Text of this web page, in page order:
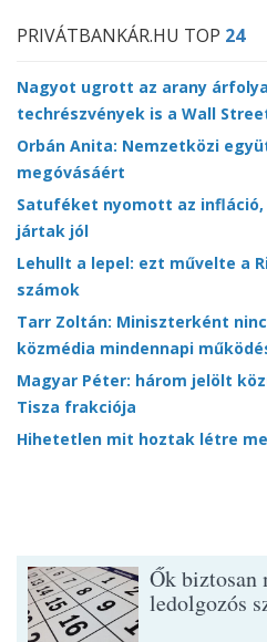
PRIVÁTBANKÁR.HU TOP 24
Nagyot ugrott az arany
techrészvények is a Wall
Orbán Anita: Nemzetközi
megóvásáért
Satuféket nyomott az
jártak jól
Lehullt a lepel: ezt művelte a
számok
Tarr Zoltán: Miniszterként
közmédia mindennapi
Magyar Péter: három jelölt
Tisza frakciója
Hihetetlen mit hoztak létre
Ők biztosan
ledolgozós